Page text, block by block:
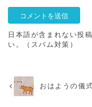
日本語が含まれない投
い。（スパム対策）
おはようの儀